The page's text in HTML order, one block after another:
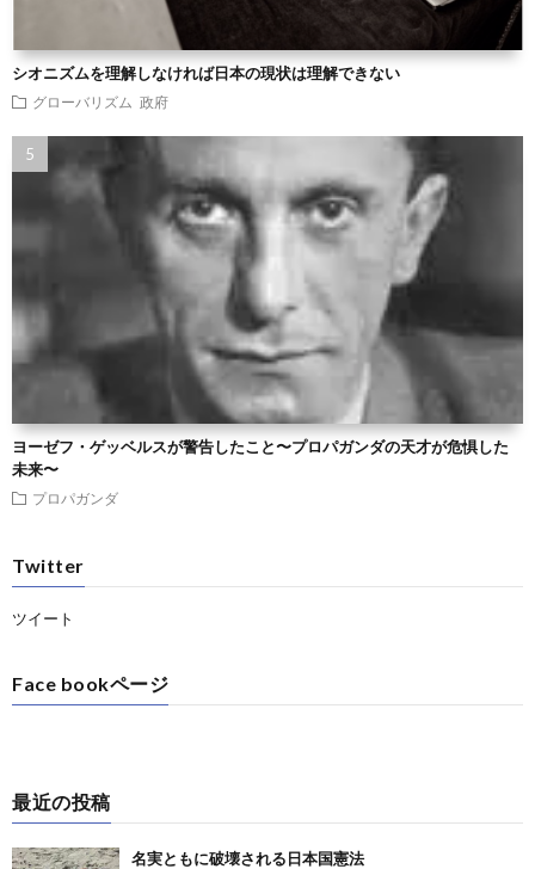
シオニズムを理解しなければ日本の現状は理解できない
グローバリズム 政府
ヨーゼフ・ゲッベルスが警告したこと〜プロパガンダの天才が危惧した
未来〜
プロパガンダ
Twitter
ツイート
Face bookページ
最近の投稿
名実ともに破壊される日本国憲法